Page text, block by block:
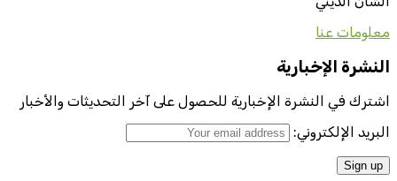
معلومات عنا
النشرة الإخبارية
اشترك في النشرة الإخبارية للحصول على آخر التحديثات والأخبار
البريد الإلكتروني: